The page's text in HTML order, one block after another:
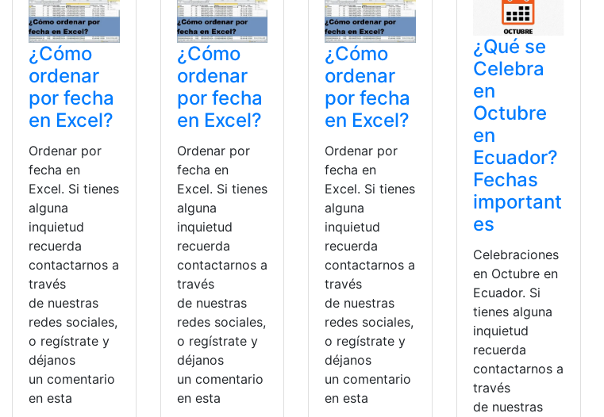
¿Cómo
ordenar
por fecha
en Excel?
Ordenar por
fecha en
Excel. Si tienes
alguna
inquietud
recuerda
contactarnos a
través
de nuestras
redes sociales,
o regístrate y
déjanos
un comentario
en esta
¿Cómo
ordenar
por fecha
en Excel?
Ordenar por
fecha en
Excel. Si tienes
alguna
inquietud
recuerda
contactarnos a
través
de nuestras
redes sociales,
o regístrate y
déjanos
un comentario
en esta
¿Cómo
ordenar
por fecha
en Excel?
Ordenar por
fecha en
Excel. Si tienes
alguna
inquietud
recuerda
contactarnos a
través
de nuestras
redes sociales,
o regístrate y
déjanos
un comentario
en esta
¿Qué se
Celebra
en
Octubre
en
Ecuador?
Fechas
important
es
Celebraciones
en Octubre en
Ecuador. Si
tienes alguna
inquietud
recuerda
contactarnos a
través
de nuestras